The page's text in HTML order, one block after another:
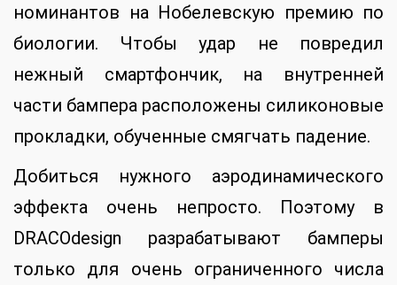
номинантов на Нобелевскую премию по
биологии. Чтобы удар не повредил
нежный смартфончик, на внутренней
части бампера расположены силиконовые
прокладки, обученные смягчать падение.
Добиться нужного аэродинамического
эффекта очень непросто. Поэтому в
DRACOdesign разрабатывают бамперы
только для очень ограниченного числа